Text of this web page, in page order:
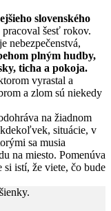
slovenského
šesť rokov.
nebezpečenstvá,
plným hudby,
ticha a pokoja.
vyrastal a
a zlom sú niekedy
na žiadnom
situácie, v
sa musia
na miesto. Pomenúva
istí, že viete, čo bude